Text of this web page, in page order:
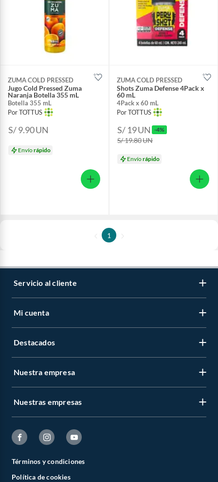
ZUMA COLD PRESSED
Jugo Cold Pressed Zuma
Naranja Botella 355 mL
Botella 355 mL
Por TOTTUS
S/ 9.90UN
Envíorápido
ZUMA COLD PRESSED
Shots Zuma Defense 4Pack x
60 mL
4Pack x 60 mL
Por TOTTUS
S/ 19UN -4%
S/ 19.80UN
Envíorápido
1
Servicio al cliente
Mi cuenta
Destacados
Nuestra empresa
Nuestras empresas
Términos y condiciones
Política de cookies